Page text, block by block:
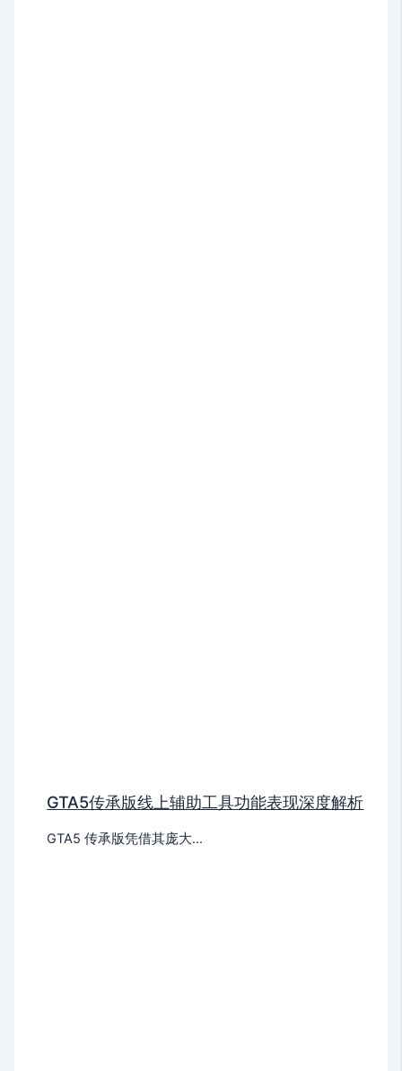
GTA5传承版线上辅助工具功能表现深度解析
GTA5 传承版凭借其庞大…